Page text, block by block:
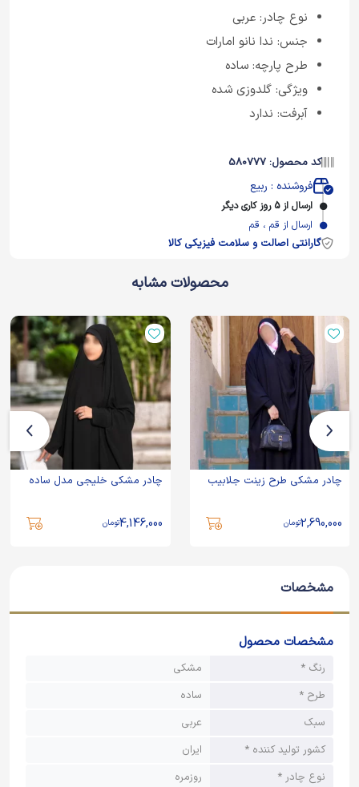
نوع چادر: عربی
جنس: ندا نانو امارات
طرح پارچه: ساده
ویژگی: گلدوزی شده
آبرفت: ندارد
کد محصول: 580777
فروشنده : ربیع
ارسال از 5 روز کاری دیگر
ارسال از قم ، قم
گارانتی اصالت و سلامت فیزیکی کالا
محصولات مشابه
چادر مشکی طرح زینت جلابیب
2,690,000تومان
چادر مشکی خلیجی مدل ساده
4,146,000تومان
مشخصات
مشخصات محصول
رنگ *
مشکی
طرح *
ساده
سبک
عربی
کشور تولید کننده *
ایران
نوع چادر *
روزمره